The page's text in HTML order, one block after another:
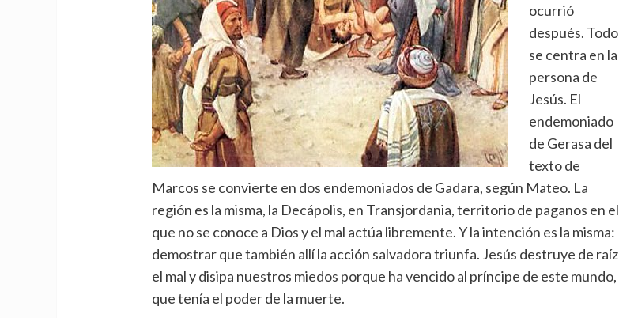
ocurrió
después. Todo
se centra en la
persona de
Jesús. El
endemoniado
de Gerasa del
texto de
Marcos se convierte en dos endemoniados de Gadara, según Mateo. La
región es la misma, la Decápolis, en Transjordania, territorio de paganos en el
que no se conoce a Dios y el mal actúa libremente. Y la intención es la misma:
demostrar que también allí la acción salvadora triunfa. Jesús destruye de raíz
el mal y disipa nuestros miedos porque ha vencido al príncipe de este mundo,
que tenía el poder de la muerte.